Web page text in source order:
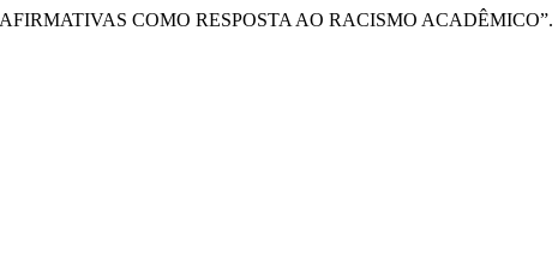
AFIRMATIVAS COMO RESPOSTA AO RACISMO ACADÊMICO”.